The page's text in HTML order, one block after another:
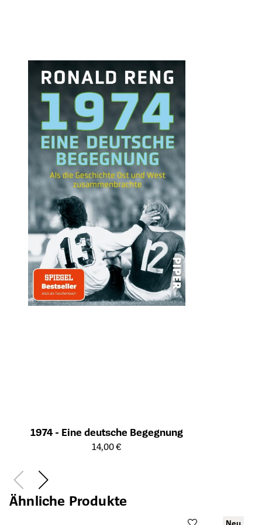
1974 - Eine deutsche Begegnung
Öffnet die Detailseite des Produkts
14,00 €
Ähnliche Produkte
Neu